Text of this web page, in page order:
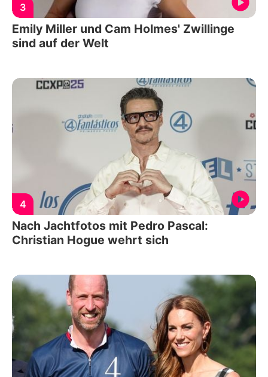
3
Emily Miller und Cam Holmes' Zwillinge
sind auf der Welt
4
Nach Jachtfotos mit Pedro Pascal:
Christian Hogue wehrt sich